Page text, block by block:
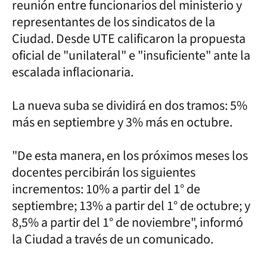
reunión entre funcionarios del ministerio y
representantes de los sindicatos de la
Ciudad. Desde UTE calificaron la propuesta
oficial de "unilateral" e "insuficiente" ante la
escalada inflacionaria.
La nueva suba se dividirá en dos tramos: 5%
más en septiembre y 3% más en octubre.
"De esta manera, en los próximos meses los
docentes percibirán los siguientes
incrementos: 10% a partir del 1° de
septiembre; 13% a partir del 1° de octubre; y
8,5% a partir del 1° de noviembre", informó
la Ciudad a través de un comunicado.